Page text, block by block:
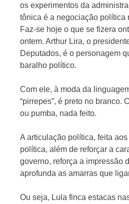
os experimentos da
tônica é a negociação política
Faz-se hoje o que se fizera
ontem. Arthur Lira, o
Deputados, é o personagem
baralho político.
Com ele, à moda da
“pirrepes”, é preto no branco.
ou pumba, nada feito.
A articulação política, feita
política, além de reforçar a
governo, reforça a impressão
aprofunda as amarras que
Ou seja, Lula finca estacas